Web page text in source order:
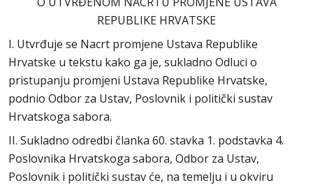
REPUBLIKE HRVATSKE
I. Utvrđuje se Nacrt promjene Ustava Republike
Hrvatske u tekstu kako ga je, sukladno Odluci o
pristupanju promjeni Ustava Republike Hrvatske,
podnio Odbor za Ustav, Poslovnik i politički sustav
Hrvatskoga sabora.
II. Sukladno odredbi članka 60. stavka 1. podstavka 4.
Poslovnika Hrvatskoga sabora, Odbor za Ustav,
Poslovnik i politički sustav će, na temelju i u okviru